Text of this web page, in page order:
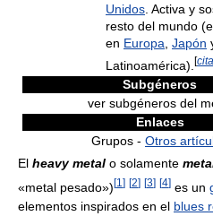
Unidos . Activa y
resto del mundo
en Europa Japón
Latinoamérica). [
Subgéneros
ver subgéneros del
Enlaces
Grupos - Otros
El heavy metal o solamente
«metal pesado»)[1 ] [2] [3] [4] es un
elementos inspirados en el blues